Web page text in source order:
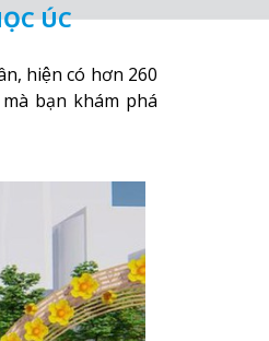
ÚC
hiện có hơn 260
bạn khám phá